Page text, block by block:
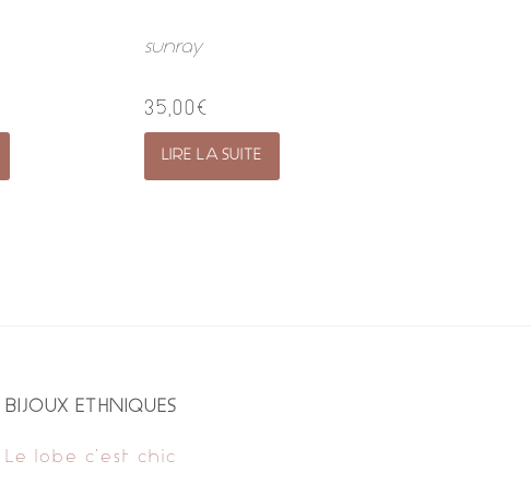
sunray
35,00 €
LIRE LA SUITE
BIJOUX ETHNIQUES
Le lobe c’est chic